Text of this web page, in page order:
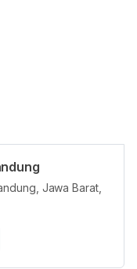
Jawa Barat,
jaringan secara
kami akan
penyedia